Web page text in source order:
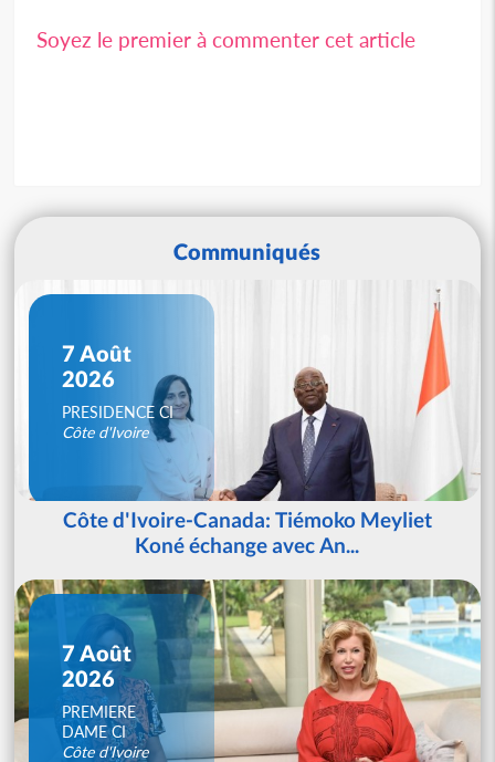
Soyez le premier à commenter cet article
Communiqués
7 Août
2026
PRESIDENCE CI
Côte d'Ivoire
Côte d'Ivoire-Canada: Tiémoko Meyliet
Koné échange avec An...
7 Août
2026
PREMIERE
DAME CI
Côte d'Ivoire